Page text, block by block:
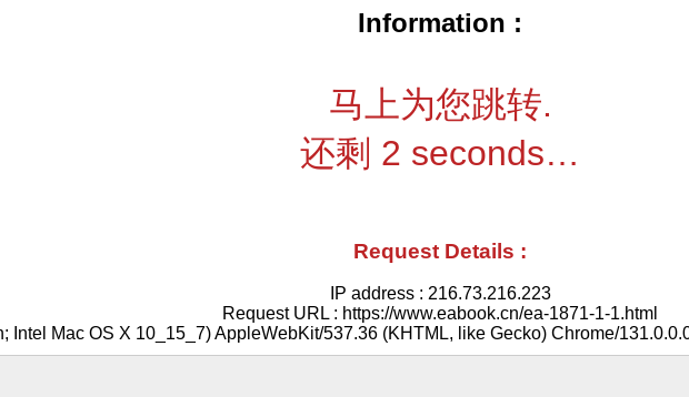
Information :
马上为您跳转.
还剩 2 seconds…
Request Details :
IP address : 216.73.216.223
Request URL : https://www.eabook.cn/ea-1871-1-1.html
Intel Mac OS X 10_15_7) AppleWebKit/537.36 (KHTML, like Gecko) Chrome/